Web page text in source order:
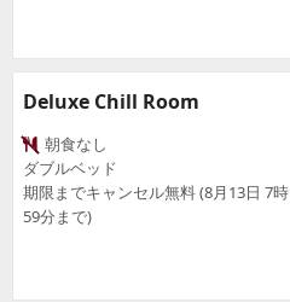
Deluxe Chill Room
朝食なし
ダブルベッド
期限までキャンセル無料 (8月13日 7時
59分まで)